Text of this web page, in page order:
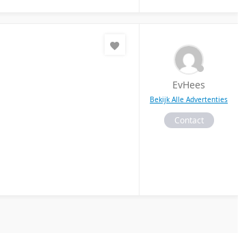
EvHees
Bekijk Alle Advertenties
Contact